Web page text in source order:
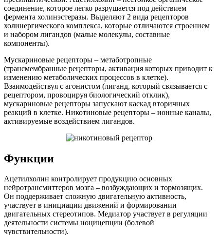
соединение, которое легко разрушается под действием
фермента холинэстеразы. Выделяют 2 вида рецепторов
холинергического комплекса, которые отличаются строением
и набором лигандов (малые молекулы, составные
компоненты).
Мускариновые рецепторы – метаботропные
(трансмембранные рецепторы, активация которых приводит к
изменению метаболических процессов в клетке).
Взаимодействуя с агонистом (лиганд, который связывается с
рецептором, провоцируя биологический отклик),
мускариновые рецепторы запускают каскад вторичных
реакций в клетке. Никотиновые рецепторы – ионные каналы,
активируемые воздействием лигандов.
Функции
Ацетилхолин контролирует продукцию основных
нейротрансмиттеров мозга – возбуждающих и тормозящих.
Он поддерживает сложную двигательную активность,
участвует в инициации движений и формировании
двигательных стереотипов. Медиатор участвует в регуляции
деятельности системы ноцицепции (болевой
чувствительности).